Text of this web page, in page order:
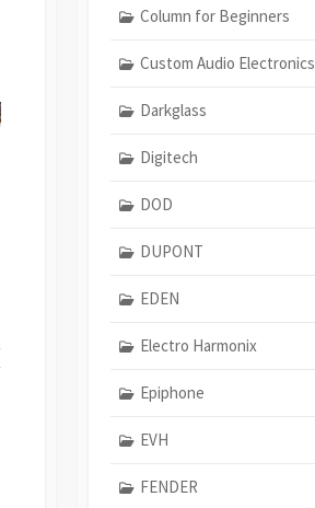
Column for Beginners
Custom Audio Electronics
Darkglass
Digitech
DOD
DUPONT
EDEN
Electro Harmonix
Epiphone
EVH
FENDER